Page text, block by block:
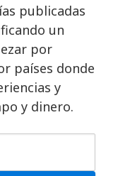
publicadas
un
por
países donde
y
y dinero.